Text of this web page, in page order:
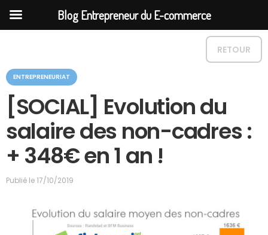
RETOUR
C
a
g
o
ENTREPRENEURIAT
[SOCIAL] Evolution du
salaire des non-cadres :
+ 348€ en 1 an !
Publié le17/10/2019
Blog Entrepreneur du E-commerce